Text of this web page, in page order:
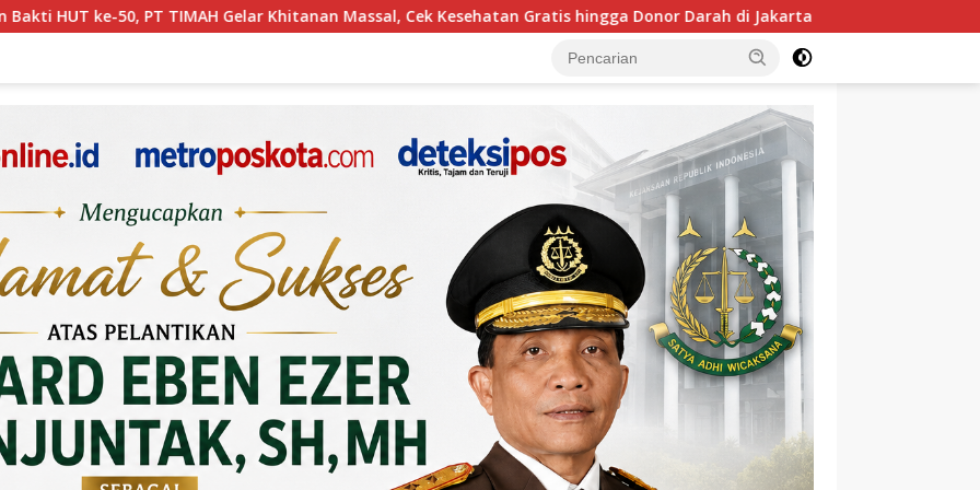
Massal, Cek Kesehatan Gratis hingga Donor Darah di Jakarta MIND ID dan PT TIMAH Siapkan Siswa Pemali